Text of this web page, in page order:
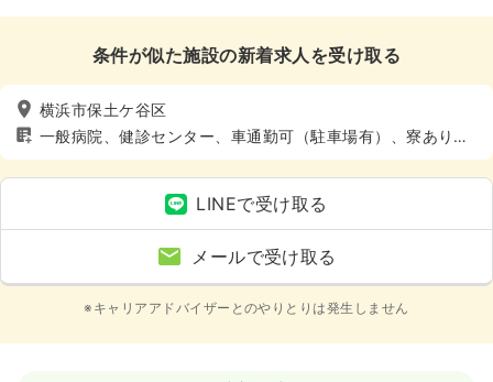
条件が似た施設の新着求人を受け取る
横浜市保土ケ谷区
一般病院、健診センター、車通勤可（駐車場有）、寮あり、
託児所あり
LINEで受け取る
メールで受け取る
※キャリアアドバイザーとのやりとりは発生しません